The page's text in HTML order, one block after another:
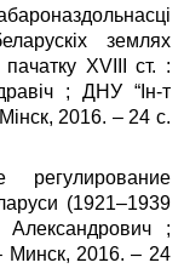
землях
XVIII ст. :
; ДНУ “Ін‑т
2016. – 24 с.
(1921–1939
;
Минск, 2016. – 24